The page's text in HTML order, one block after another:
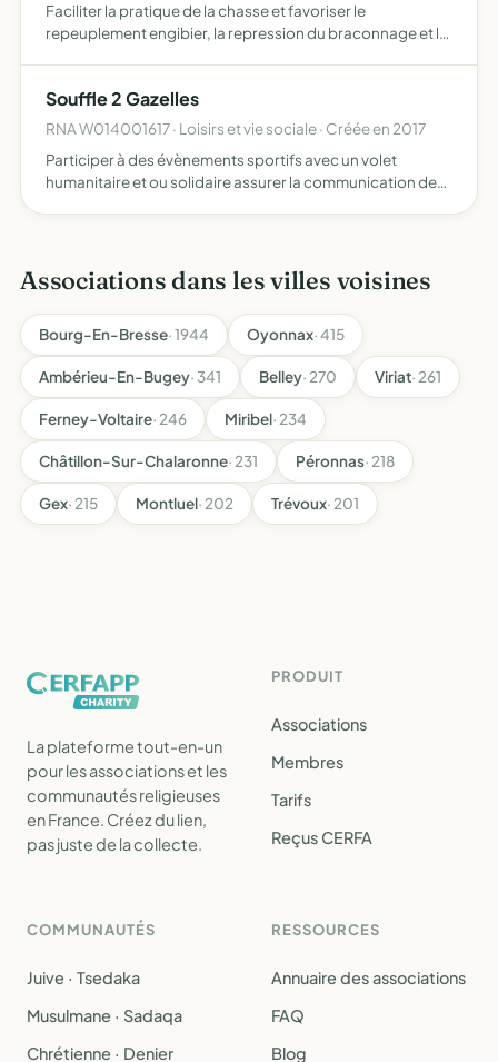
Faciliter la pratique de la chasse et favoriser le
repeuplement engibier, la repression du braconnage et la
Souffle 2 Gazelles
RNA W014001617 · Loisirs et vie sociale · Créée en 2017
Participer à des évènements sportifs avec un volet
humanitaire et ou solidaire assurer la communication de
Associations dans les villes voisines
Bourg-En-Bresse· 1944 Oyonnax· 415
Ambérieu-En-Bugey· 341 Belley· 270 Viriat· 261
Ferney-Voltaire· 246 Miribel· 234
Châtillon-Sur-Chalaronne· 231 Péronnas· 218
Gex· 215 Montluel· 202 Trévoux· 201
La plateforme tout-en-un
pour les associations et les
communautés religieuses
en France. Créez du lien,
pas juste de la collecte.
PRODUIT
Associations
Membres
Tarifs
Reçus CERFA
COMMUNAUTÉS
Juive · Tsedaka
Musulmane · Sadaqa
Chrétienne · Denier
RESSOURCES
Annuaire des associations
FAQ
Blog